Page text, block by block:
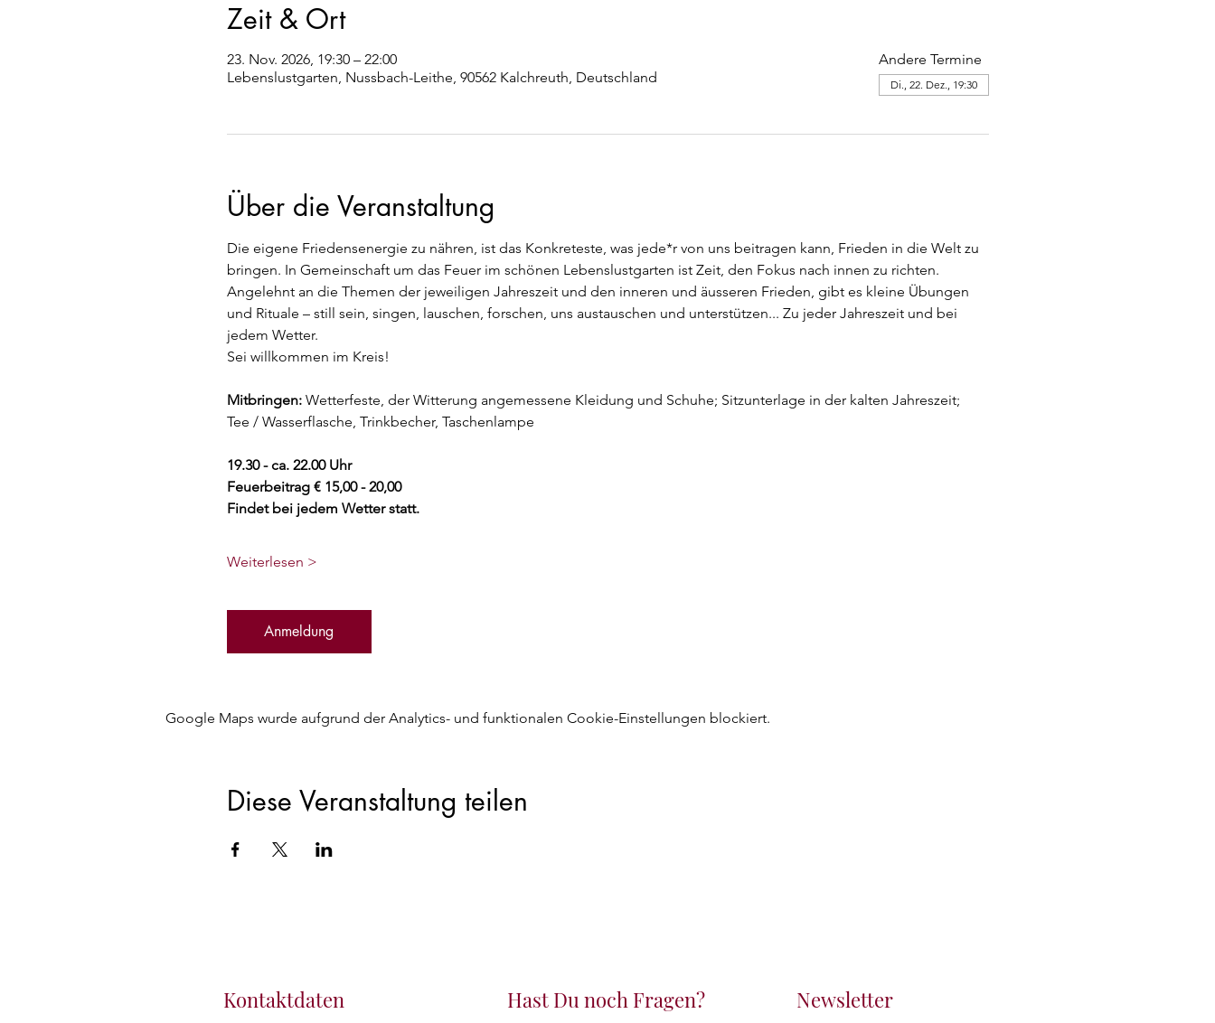
Zeit & Ort
23. Nov. 2026, 19:30 – 22:00
Lebenslustgarten, Nussbach-Leithe, 90562 Kalchreuth, Deutschland
Andere Termine
Di., 22. Dez., 19:30
Über die Veranstaltung
Die eigene Friedensenergie zu nähren, ist das Konkreteste, was jede*r von uns beitragen kann, Frieden in die Welt zu
bringen. In Gemeinschaft um das Feuer im schönen Lebenslustgarten ist Zeit, den Fokus nach innen zu richten.
Angelehnt an die Themen der jeweiligen Jahreszeit und den inneren und äusseren Frieden, gibt es kleine Übungen
und Rituale – still sein, singen, lauschen, forschen, uns austauschen und unterstützen... Zu jeder Jahreszeit und bei
jedem Wetter.
Sei willkommen im Kreis!
Mitbringen: Wetterfeste, der Witterung angemessene Kleidung und Schuhe; Sitzunterlage in der kalten Jahreszeit;
Tee / Wasserflasche, Trinkbecher, Taschenlampe
19.30 - ca. 22.00 Uhr
Feuerbeitrag € 15,00 - 20,00
Findet bei jedem Wetter statt.
Weiterlesen >
Anmeldung
Google Maps wurde aufgrund der Analytics- und funktionalen Cookie-Einstellungen blockiert.
Diese Veranstaltung teilen
Kontaktdaten Hast Du noch Fragen? Newsletter